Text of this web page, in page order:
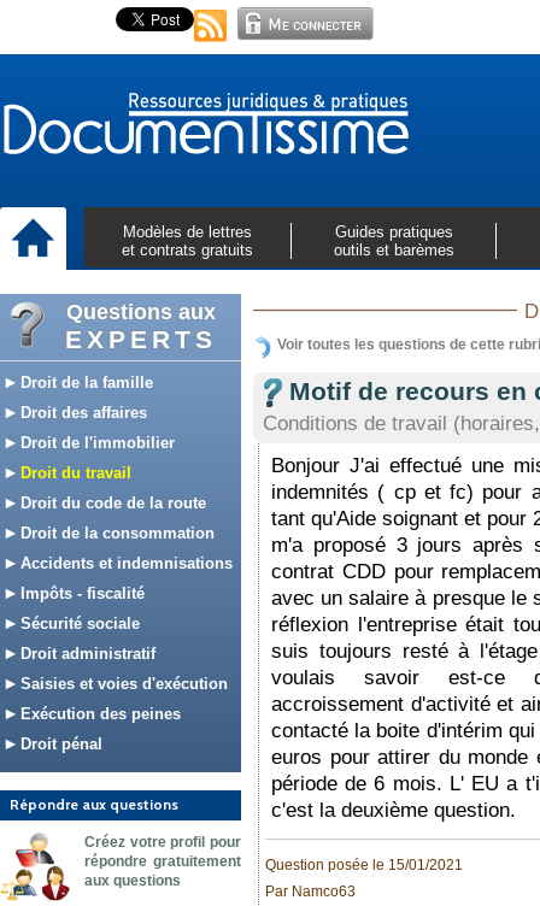
Modèles de lettres
et contrats gratuits
Guides pratiques
outils et barèmes
Questions aux
EXPERTS
Droit de la famille
Droit des affaires
Droit de l'immobilier
Droit du travail
Droit du code de la route
Droit de la consommation
Accidents et indemnisations
Impôts - fiscalité
Sécurité sociale
Droit administratif
Saisies et voies d'exécution
Exécution des peines
Droit pénal
Répondre aux questions
Créez votre profil pour
répondre gratuitement
aux questions
Voir toutes les questions de cette
Motif de recours en
Conditions de travail (horaires,
Bonjour J'ai effectué une
indemnités ( cp et fc) pour
tant qu'Aide soignant et
m'a proposé 3 jours après
contrat CDD pour
avec un salaire à presque le
réflexion l'entreprise était
suis toujours resté à
voulais savoir est-ce
accroissement d'activité et
contacté la boite d'intérim
euros pour attirer du monde
période de 6 mois. L' EU a
c'est la deuxième question.
Question posée le 15/01/2021
Par Namco63